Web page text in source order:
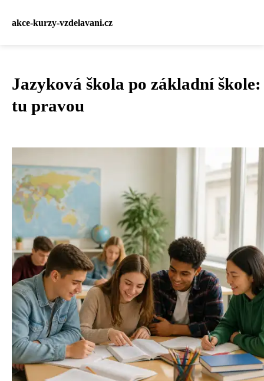
akce-kurzy-vzdelavani.cz
Jazyková škola po základní
tu pravou